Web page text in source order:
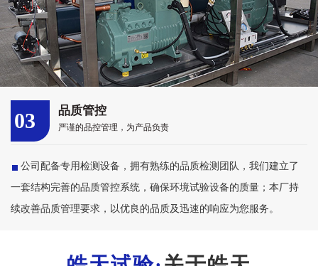
03 品质管控
严谨的品控管理，为产品负责
公司配备专用检测设备，拥有熟练的品质检测团队，我们建立了
一套结构完善的品质管控系统，确保环境试验设备的质量；本厂持
续改善品质管理要求，以优良的品质及迅速的响应为您服务。